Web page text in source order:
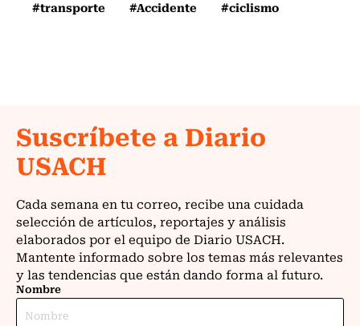
#transporte #Accidente #ciclismo